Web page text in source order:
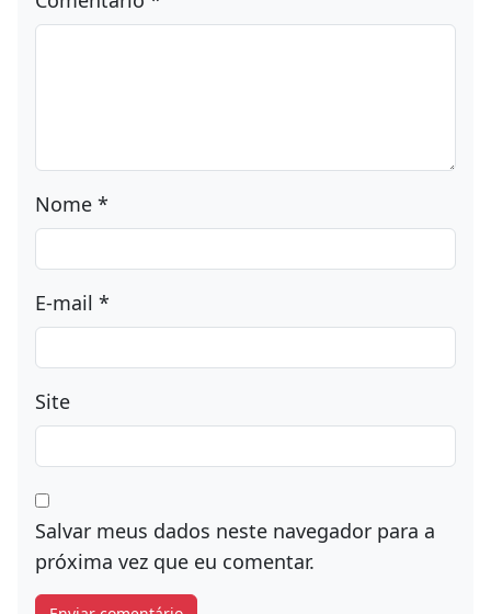
Nome *
E-mail *
Site
Salvar meus dados neste navegador para a
próxima vez que eu comentar.